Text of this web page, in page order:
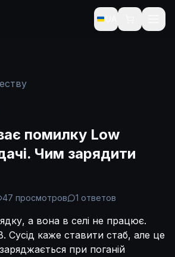
помилку Low
Чим зарядити
47 просмотров 1 ответов
а вона в селі не працює.
Сусід каже ставити стаб, але це
при поганій